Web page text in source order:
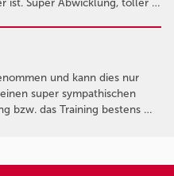
ist. Super Abwicklung, toller …
und kann dies nur
super sympathischen
bzw. das Training bestens …